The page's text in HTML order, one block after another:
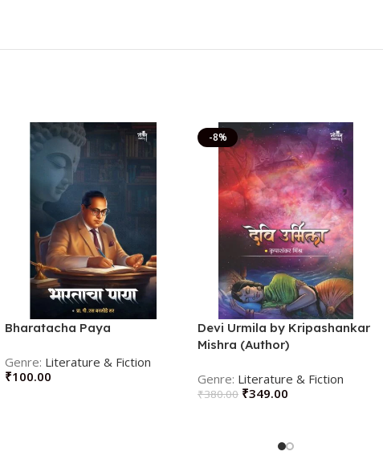
Bharatacha Paya
Literature & Fiction
₹100.00
-8%
Devi Urmila by Kripashankar
Mishra (Author)
Literature & Fiction
₹380.00 ₹349.00